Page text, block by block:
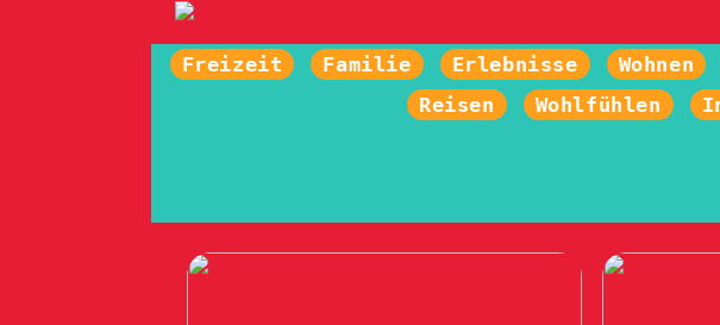
Freizeit Familie Erlebnisse Wohnen
Reisen
Wohlfühlen